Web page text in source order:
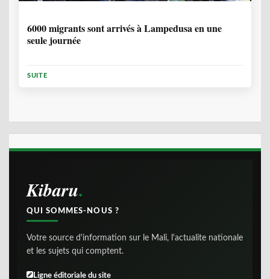
6000 migrants sont arrivés à Lampedusa en une
seule journée
SUITE
Kibaru
QUI SOMMES-NOUS ?
Votre source d'information sur le Mali, l'actualite nationale
et les sujets qui comptent.
Ligne éditoriale du site